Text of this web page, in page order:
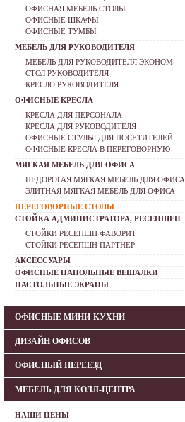
ОФИСНАЯ МЕБЕЛЬ СТОЛЫ
ОФИСНЫЕ ШКАФЫ
ОФИСНЫЕ ТУМБЫ
МЕБЕЛЬ ДЛЯ РУКОВОДИТЕЛЯ
МЕБЕЛЬ ДЛЯ РУКОВОДИТЕЛЯ ЭКОНОМ
СТОЛ РУКОВОДИТЕЛЯ
КРЕСЛО РУКОВОДИТЕЛЯ
ОФИСНЫЕ КРЕСЛА
КРЕСЛА ДЛЯ ПЕРСОНАЛА
КРЕСЛА ДЛЯ РУКОВОДИТЕЛЯ
ОФИСНЫЕ СТУЛЬЯ ДЛЯ ПОСЕТИТЕЛЕЙ
ОФИСНЫЕ КРЕСЛА В ПЕРЕГОВОРНУЮ
МЯГКАЯ МЕБЕЛЬ ДЛЯ ОФИСА
НЕДОРОГАЯ МЯГКАЯ МЕБЕЛЬ ДЛЯ ОФИСА
ЭЛИТНАЯ МЯГКАЯ МЕБЕЛЬ ДЛЯ ОФИСА
ПЕРЕГОВОРНЫЕ СТОЛЫ
СТОЙКА АДМИНИСТРАТОРА, РЕСЕПШЕН
СТОЙКИ РЕСЕПШН ФАВОРИТ
СТОЙКИ РЕСЕПШН ПАРТНЕР
АКСЕССУАРЫ
ОФИСНЫЕ НАПОЛЬНЫЕ ВЕШАЛКИ
НАСТОЛЬНЫЕ ЭКРАНЫ
ОФИСНЫЕ МИНИ-КУХНИ
ДИЗАЙН ОФИСОВ
ОФИСНЫЙ ПЕРЕЕЗД
МЕБЕЛЬ ДЛЯ КОЛЛ-ЦЕНТРА
НАШИ ЦЕНЫ